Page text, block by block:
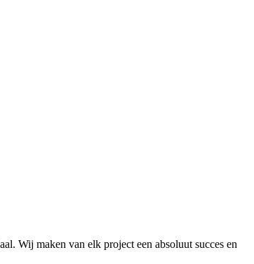
Wij maken van elk project een absoluut succes en